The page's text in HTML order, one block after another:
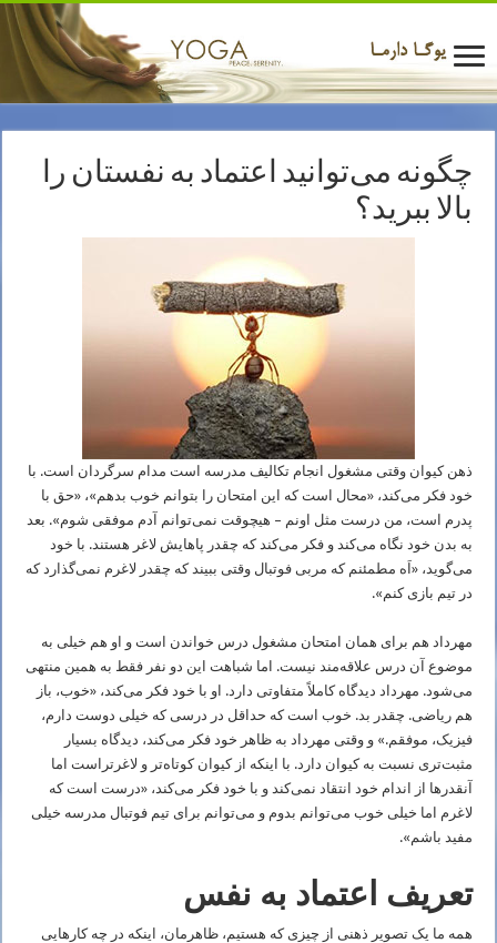
چگونه می‌توانید اعتماد به نفستان را
بالا ببرید؟
ذهن کیوان وقتی مشغول انجام تکالیف مدرسه است مدام سرگردان است. با
خود فکر می‌کند، «محال است که این امتحان را بتوانم خوب بدهم»، «حق با
پدرم است، من درست مثل اونم – هیچوقت نمی‌توانم آدم موفقی شوم». بعد
به بدن خود نگاه می‌کند و فکر می‌کند که چقدر پاهایش لاغر هستند. با خود
می‌گوید، «اَه مطمئنم که مربی فوتبال وقتی ببیند که چقدر لاغرم نمی‌گذارد که
در تیم بازی کنم».
مهرداد هم برای همان امتحان مشغول درس خواندن است و او هم خیلی به
موضوع آن درس علاقه‌مند نیست. اما شباهت این دو نفر فقط به همین منتهی
می‌شود. مهرداد دیدگاه کاملاً متفاوتی دارد. او با خود فکر می‌کند، «خوب، باز
هم ریاضی. چقدر بد. خوب است که حداقل در درسی که خیلی دوست دارم،
فیزیک، موفقم.» و وقتی مهرداد به ظاهر خود فکر می‌کند، دیدگاه بسیار
مثبت‌تری نسبت به کیوان دارد. با اینکه از کیوان کوتاه‌تر و لاغرتراست اما
آنقدرها از اندام خود انتقاد نمی‌کند و با خود فکر می‌کند، «درست است که
لاغرم اما خیلی خوب می‌توانم بدوم و می‌توانم برای تیم فوتبال مدرسه خیلی
مفید باشم».
تعریف اعتماد به‌ نفس
همه ما یک تصویر ذهنی از چیزی که هستیم، ظاهرمان، اینکه در چه کارهایی